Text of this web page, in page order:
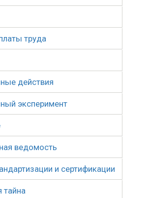
труда
действия
эксперимент
ведомость
и сертификации
тайна